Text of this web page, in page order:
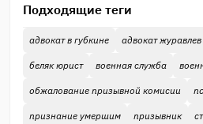
Подходящие теги
адвокат в губкине адвокат журавлев
беляк юрист военная служба
обжалование призывной комисии
признание умершим призывник